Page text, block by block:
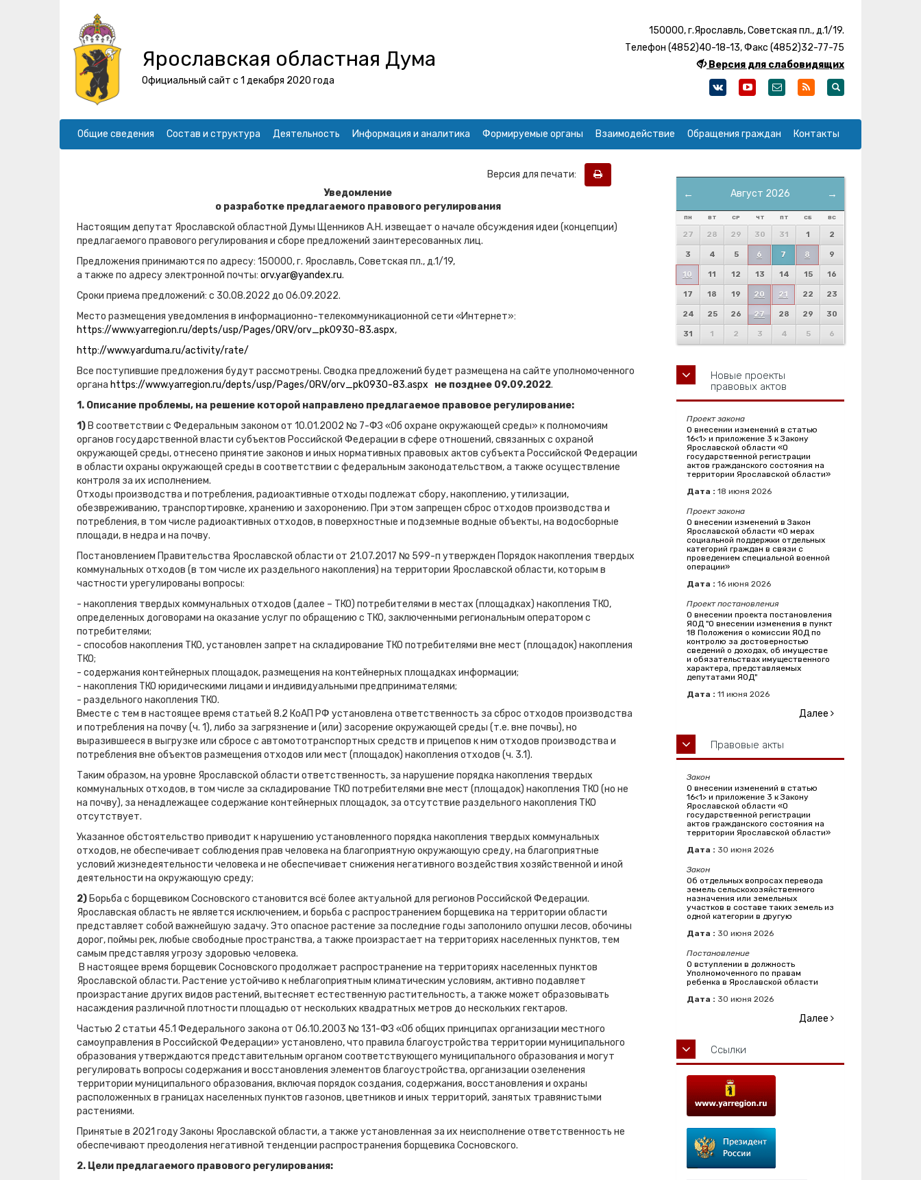
Ярославская областная Дума
Официальный сайт с 1 декабря 2020 года
150000, г.Ярославль, Советская пл., д.1/19.
Телефон (4852)40-18-13, Факс (4852)32-77-75
Версия для слабовидящих
Общие сведения Состав и структура Деятельность Информация и аналитика Формируемые органы Взаимодействие Обращения граждан Контакты
Версия для печати:
Уведомление
о разработке предлагаемого правового регулирования
Настоящим депутат Ярославской областной Думы Щенников А.Н. извещает о начале обсуждения идеи (концепции)
предлагаемого правового регулирования и сборе предложений заинтересованных лиц.
Предложения принимаются по адресу: 150000, г. Ярославль, Советская пл., д.1/19,
а также по адресу электронной почты: orv.yar@yandex.ru.
Сроки приема предложений: с 30.08.2022 до 06.09.2022.
Место размещения уведомления в информационно-телекоммуникационной сети «Интернет»:
https://www.yarregion.ru/depts/usp/Pages/ORV/orv_pk0930-83.aspx,
http://www.yarduma.ru/activity/rate/
Все поступившие предложения будут рассмотрены. Сводка предложений будет размещена на сайте уполномоченного
органа https://www.yarregion.ru/depts/usp/Pages/ORV/orv_pk0930-83.aspx не позднее 09.09.2022.
1. Описание проблемы, на решение которой направлено предлагаемое правовое регулирование:
1) В соответствии с Федеральным законом от 10.01.2002 № 7-ФЗ «Об охране окружающей среды» к полномочиям
органов государственной власти субъектов Российской Федерации в сфере отношений, связанных с охраной
окружающей среды, отнесено принятие законов и иных нормативных правовых актов субъекта Российской Федерации
в области охраны окружающей среды в соответствии с федеральным законодательством, а также осуществление
контроля за их исполнением.
Отходы производства и потребления, радиоактивные отходы подлежат сбору, накоплению, утилизации,
обезвреживанию, транспортировке, хранению и захоронению. При этом запрещен сброс отходов производства и
потребления, в том числе радиоактивных отходов, в поверхностные и подземные водные объекты, на водосборные
площади, в недра и на почву.
Постановлением Правительства Ярославской области от 21.07.2017 № 599-п утвержден Порядок накопления твердых
коммунальных отходов (в том числе их раздельного накопления) на территории Ярославской области, которым в
частности урегулированы вопросы:
- накопления твердых коммунальных отходов (далее – ТКО) потребителями в местах (площадках) накопления ТКО,
определенных договорами на оказание услуг по обращению с ТКО, заключенными региональным оператором с
потребителями;
- способов накопления ТКО, установлен запрет на складирование ТКО потребителями вне мест (площадок) накопления
ТКО;
- содержания контейнерных площадок, размещения на контейнерных площадках информации;
- накопления ТКО юридическими лицами и индивидуальными предпринимателями;
- раздельного накопления ТКО.
Вместе с тем в настоящее время статьей 8.2 КоАП РФ установлена ответственность за сброс отходов производства
и потребления на почву (ч. 1), либо за загрязнение и (или) засорение окружающей среды (т.е. вне почвы), но
выразившееся в выгрузке или сбросе с автомототранспортных средств и прицепов к ним отходов производства и
потребления вне объектов размещения отходов или мест (площадок) накопления отходов (ч. 3.1).
Таким образом, на уровне Ярославской области ответственность, за нарушение порядка накопления твердых
коммунальных отходов, в том числе за складирование ТКО потребителями вне мест (площадок) накопления ТКО (но не
на почву), за ненадлежащее содержание контейнерных площадок, за отсутствие раздельного накопления ТКО
отсутствует.
Указанное обстоятельство приводит к нарушению установленного порядка накопления твердых коммунальных
отходов, не обеспечивает соблюдения прав человека на благоприятную окружающую среду, на благоприятные
условий жизнедеятельности человека и не обеспечивает снижения негативного воздействия хозяйственной и иной
деятельности на окружающую среду;
2) Борьба с борщевиком Сосновского становится всё более актуальной для регионов Российской Федерации.
Ярославская область не является исключением, и борьба с распространением борщевика на территории области
представляет собой важнейшую задачу. Это опасное растение за последние годы заполонило опушки лесов, обочины
дорог, поймы рек, любые свободные пространства, а также произрастает на территориях населенных пунктов, тем
самым представляя угрозу здоровью человека.
В настоящее время борщевик Сосновского продолжает распространение на территориях населенных пунктов
Ярославской области. Растение устойчиво к неблагоприятным климатическим условиям, активно подавляет
произрастание других видов растений, вытесняет естественную растительность, а также может образовывать
насаждения различной плотности площадью от нескольких квадратных метров до нескольких гектаров.
Частью 2 статьи 45.1 Федерального закона от 06.10.2003 № 131-ФЗ «Об общих принципах организации местного
самоуправления в Российской Федерации» установлено, что правила благоустройства территории муниципального
образования утверждаются представительным органом соответствующего муниципального образования и могут
регулировать вопросы содержания и восстановления элементов благоустройства, организации озеленения
территории муниципального образования, включая порядок создания, содержания, восстановления и охраны
расположенных в границах населенных пунктов газонов, цветников и иных территорий, занятых травянистыми
растениями.
Принятые в 2021 году Законы Ярославской области, а также установленная за их неисполнение ответственность не
обеспечивают преодоления негативной тенденции распространения борщевика Сосновского.
2. Цели предлагаемого правового регулирования:
← →
Август 2026
ПН ВТ СР ЧТ ПТ СБ ВС
27 28 29 30 31 1 2
3 4 5 6 7 8 9
10 11 12 13 14 15 16
17 18 19 20 21 22 23
24 25 26 27 28 29 30
31 1 2 3 4 5 6
Новые проекты
правовых актов
Проект закона
О внесении изменений в статью
16<1> и приложение 3 к Закону
Ярославской области «О
государственной регистрации
актов гражданского состояния на
территории Ярославской области»
Дата : 18 июня 2026
Проект закона
О внесении изменений в Закон
Ярославской области «О мерах
социальной поддержки отдельных
категорий граждан в связи с
проведением специальной военной
операции»
Дата : 16 июня 2026
Проект постановления
О внесении проекта постановления
ЯОД "О внесении изменения в пункт
18 Положения о комиссии ЯОД по
контролю за достоверностью
сведений о доходах, об имуществе
и обязательствах имущественного
характера, представляемых
депутатами ЯОД"
Дата : 11 июня 2026
Далее
Правовые акты
Закон
О внесении изменений в статью
16<1> и приложение 3 к Закону
Ярославской области «О
государственной регистрации
актов гражданского состояния на
территории Ярославской области»
Дата : 30 июня 2026
Закон
Об отдельных вопросах перевода
земель сельскохозяйственного
назначения или земельных
участков в составе таких земель из
одной категории в другую
Дата : 30 июня 2026
Постановление
О вступлении в должность
Уполномоченного по правам
ребенка в Ярославской области
Дата : 30 июня 2026
Далее
Ссылки